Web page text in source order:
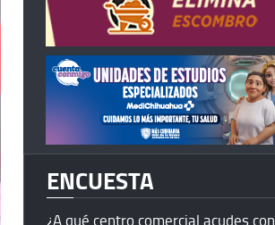
ENCUESTA
¿A qué centro comercial acudes con